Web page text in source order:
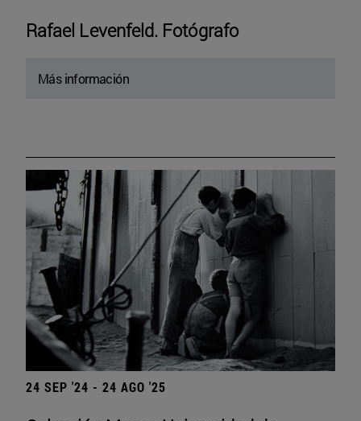
Rafael Levenfeld. Fotógrafo
Más información
24 SEP '24 - 24 AGO '25